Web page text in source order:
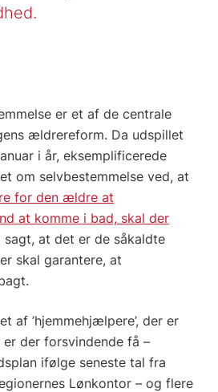
er et af de centrale
ældrereform. Da udspillet
i år, eksemplificerede
om selvbestemmelse ved, at
for den ældre at
at komme i bad, skal der
sagt, at det er de såkaldte
skal garantere, at
af ’hjemmehjælpere’, der er
der forsvindende få –
ifølge seneste tal fra
Lønkontor – og flere